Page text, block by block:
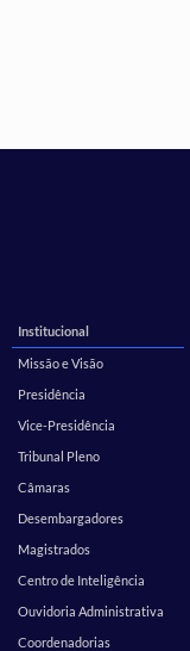
Institucional
Missão e Visão
Presidência
Vice-Presidência
Tribunal Pleno
Câmaras
Desembargadores
Magistrados
Centro de Inteligência
Ouvidoria Administrativa
Coordenadorias